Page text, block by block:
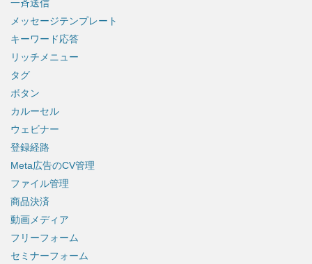
一斉送信
メッセージテンプレート
キーワード応答
リッチメニュー
タグ
ボタン
カルーセル
ウェビナー
登録経路
Meta広告のCV管理
ファイル管理
商品決済
動画メディア
フリーフォーム
セミナーフォーム